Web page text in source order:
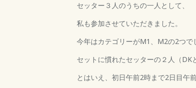
セッター３人のうちの一人として、
私も参加させていただきました。
今年はカテゴリーがM1、M2の2つで
セットに慣れたセッターの２人（DK
とはいえ、初日午前2時まで2日目午